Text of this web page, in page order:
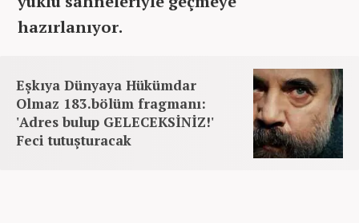
hazırlanıyor.
Eşkıya Dünyaya Hükümdar
Olmaz 183.bölüm fragmanı:
'Adres bulup GELECEKSİNİZ!'
Feci tutuşturacak